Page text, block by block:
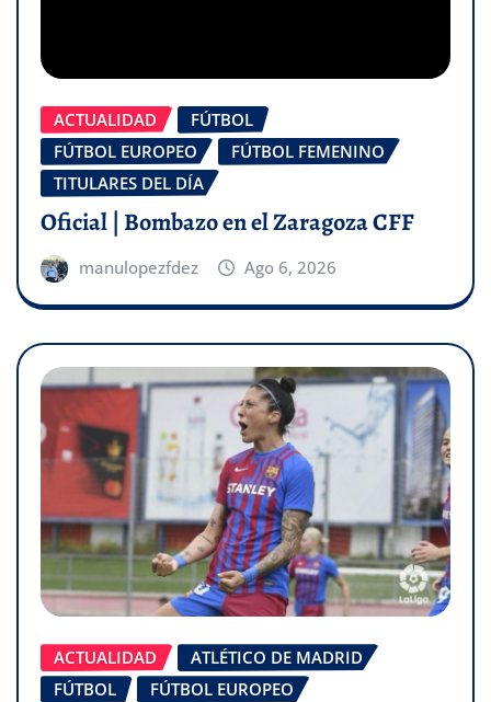
ACTUALIDAD
FÚTBOL
FÚTBOL EUROPEO
FÚTBOL FEMENINO
TITULARES DEL DÍA
Oficial | Bombazo en el Zaragoza CFF
manulopezfdez Ago 6, 2026
ACTUALIDAD
ATLÉTICO DE MADRID
FÚTBOL
FÚTBOL EUROPEO